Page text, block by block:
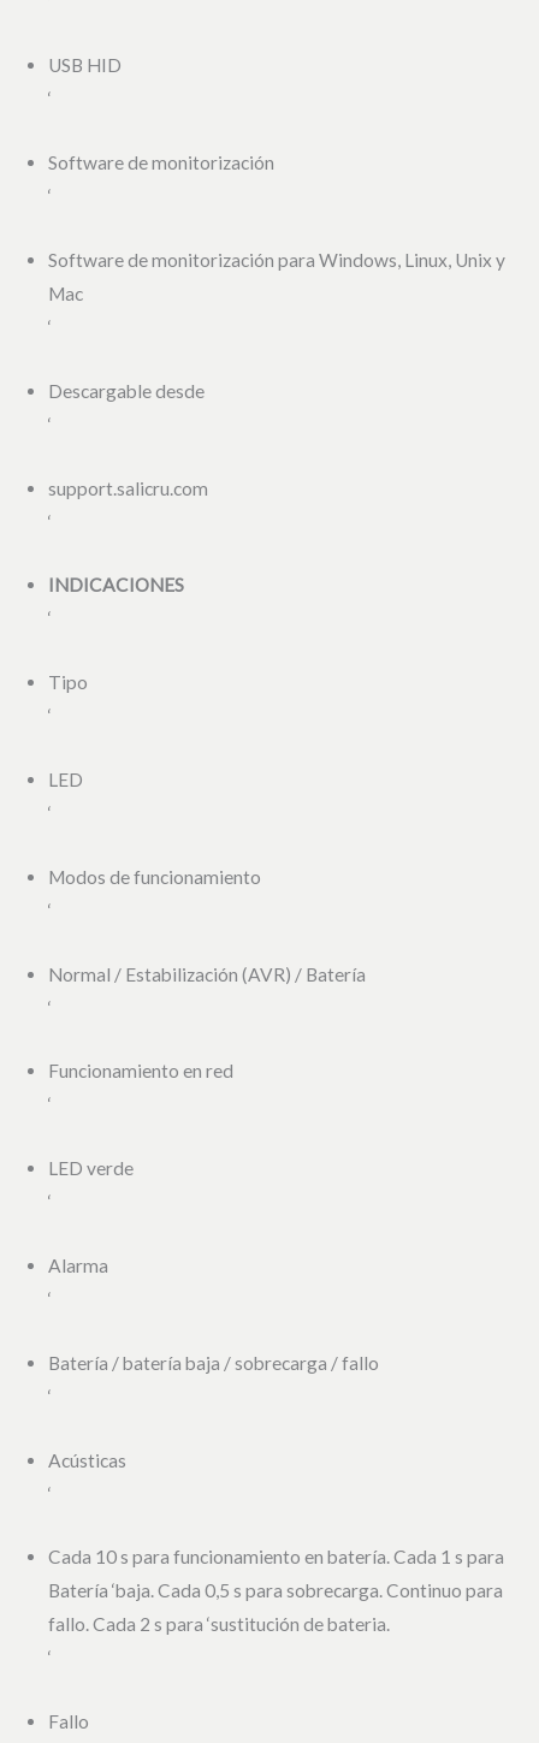
USB HID
‘
Software de monitorización
‘
Software de monitorización para Windows, Linux, Unix y
Mac
‘
Descargable desde
‘
support.salicru.com
‘
INDICACIONES
‘
Tipo
‘
LED
‘
Modos de funcionamiento
‘
Normal / Estabilización (AVR) / Batería
‘
Funcionamiento en red
‘
LED verde
‘
Alarma
‘
Batería / batería baja / sobrecarga / fallo
‘
Acústicas
‘
Cada 10 s para funcionamiento en batería. Cada 1 s para
Batería ‘baja. Cada 0,5 s para sobrecarga. Continuo para
fallo. Cada 2 s para ‘sustitución de bateria.
‘
Fallo